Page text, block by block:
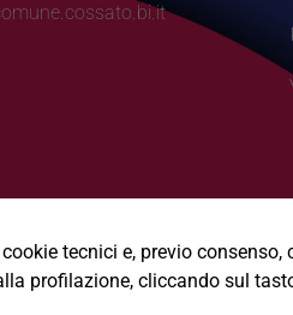
tecnici e, previo
profilazione, cliccando sul